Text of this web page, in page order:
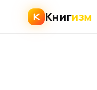
Книгизм